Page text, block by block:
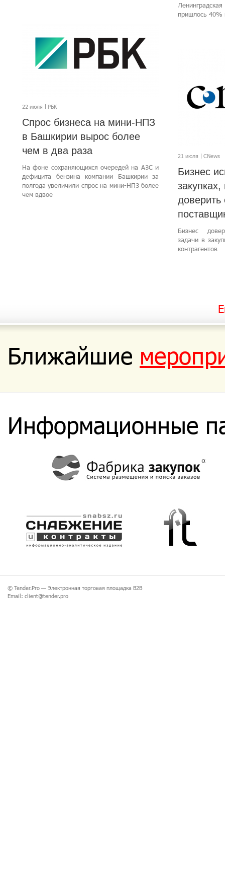
22 июля РБК
Спрос бизнеса на мини-НПЗ
в Башкирии вырос более
чем в два раза
На фоне сохраняющихся очередей на АЗС и
дефицита бензина компании Башкирии за
полгода увеличили спрос на мини-НПЗ более
чем вдвое
пришлось 40%
21 июля CNews
Бизнес
закупках,
Бизнес
задачи в
контрагентов
Ближайшие
Информационные
© Tender.Pro — Электронная торговая площадка B2B
Email: client@tender.pro